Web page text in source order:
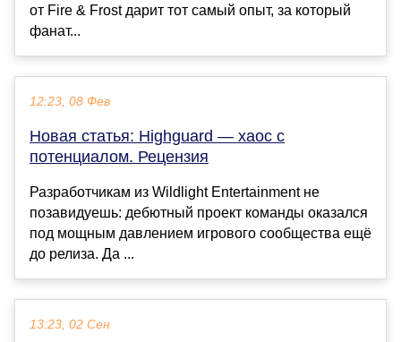
от Fire & Frost дарит тот самый опыт, за который
фанат...
12:23, 08 Фев
Новая статья: Highguard — хаос с
потенциалом. Рецензия
Разработчикам из Wildlight Entertainment не
позавидуешь: дебютный проект команды оказался
под мощным давлением игрового сообщества ещё
до релиза. Да ...
13:23, 02 Сен